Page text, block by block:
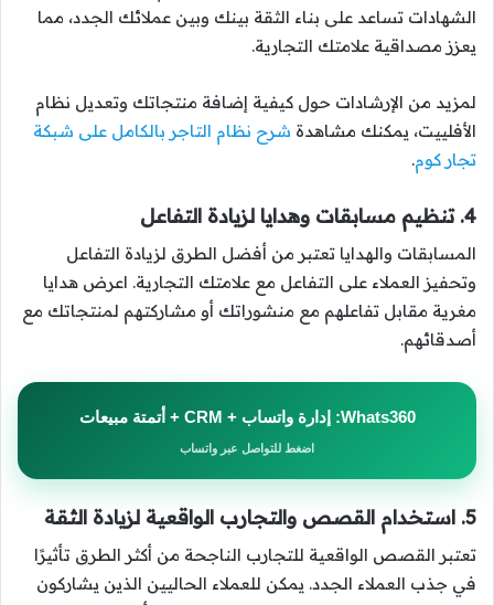
الشهادات تساعد على بناء الثقة بينك وبين عملائك الجدد، مما
يعزز مصداقية علامتك التجارية.
لمزيد من الإرشادات حول كيفية إضافة منتجاتك وتعديل نظام
الأفلييت، يمكنك مشاهدة شرح نظام التاجر بالكامل على شبكة
تجار كوم.
4. تنظيم مسابقات وهدايا لزيادة التفاعل
المسابقات والهدايا تعتبر من أفضل الطرق لزيادة التفاعل
وتحفيز العملاء على التفاعل مع علامتك التجارية. اعرض هدايا
مغرية مقابل تفاعلهم مع منشوراتك أو مشاركتهم لمنتجاتك مع
أصدقائهم.
Whats360: إدارة واتساب + CRM + أتمتة مبيعات
اضغط للتواصل عبر واتساب
5. استخدام القصص والتجارب الواقعية لزيادة الثقة
تعتبر القصص الواقعية للتجارب الناجحة من أكثر الطرق تأثيرًا
في جذب العملاء الجدد. يمكن للعملاء الحاليين الذين يشاركون